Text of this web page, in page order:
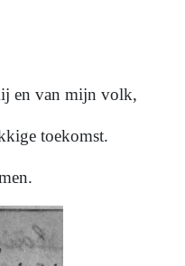
en van mijn volk,
toekomst.